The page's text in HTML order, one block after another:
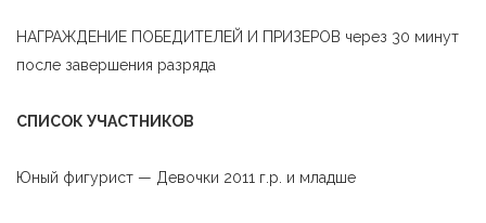
НАГРАЖДЕНИЕ ПОБЕДИТЕЛЕЙ И ПРИЗЕРОВ через 30 минут
после завершения разряда
СПИСОК УЧАСТНИКОВ
Юный фигурист — Девочки 2011 г.р. и младше